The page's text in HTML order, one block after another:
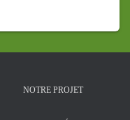
NOTRE PROJET